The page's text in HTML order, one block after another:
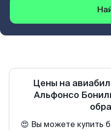
Цены на
Альфонсо
😍 Вы можете купить